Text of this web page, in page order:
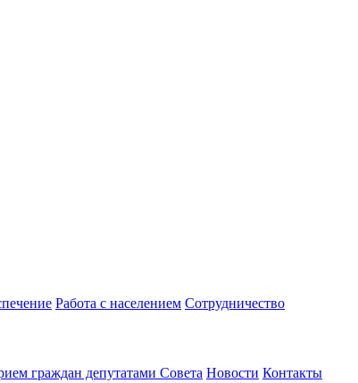
Работа с населением Сотрудничество
граждан депутатами Совета Новости Контакты